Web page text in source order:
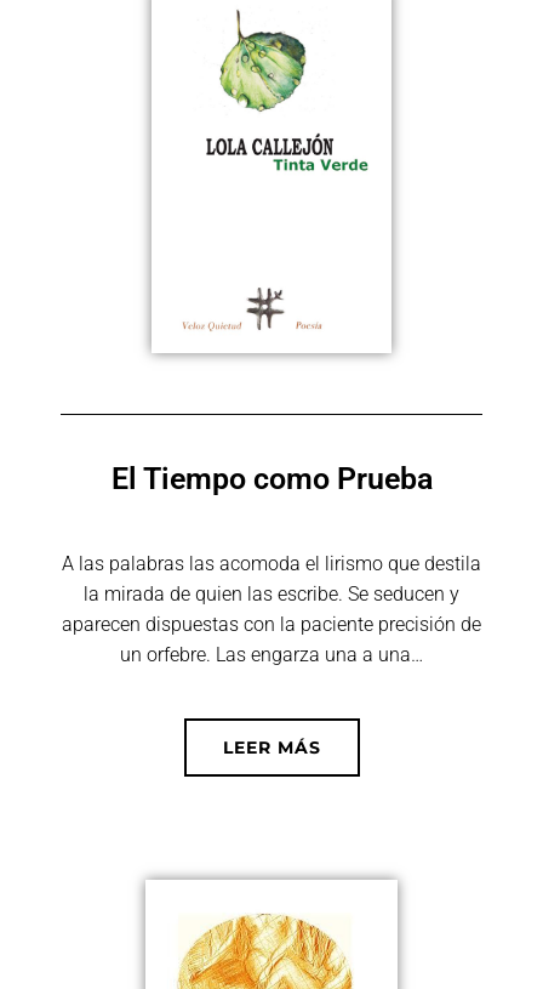
El Tiempo como Prueba
A las palabras las acomoda el lirismo que destila
la mirada de quien las escribe. Se seducen y
aparecen dispuestas con la paciente precisión de
un orfebre. Las engarza una a una…
LEER MÁS